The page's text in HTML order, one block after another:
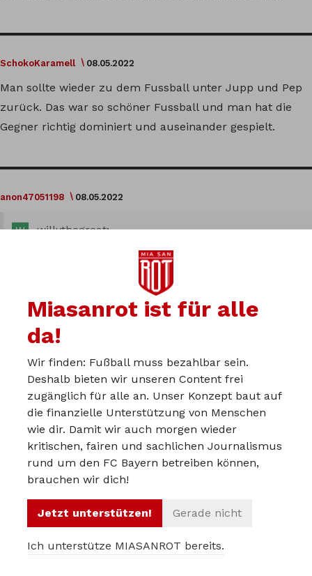
SchokoKaramell 08.05.2022
Man sollte wieder zu dem Fussball unter Jupp und Pep
zurück. Das war so schöner Fussball und man hat die
Gegner richtig dominiert und auseinander gespielt.
anon47051198 08.05.2022
willythegreat:
Es ist wohl klar, dass derzeit einiges im Argen liegt
sich ohne große Lust am Fußball mehr schlecht als
recht durch die Spiele schleppt. Wir sind jetzt
ungefähr stimmungs- und leistungstechnisch an
einem Punkt angekommen, der an die Endphase von
Ancelotti und von Kovac erinnert. Was es jetzt
braucht, sind vernünftige und ehrliche Gespräche
zwischen Vorstand mit Trainer und Mannschaft, zum
einen im gesamten Verbund aber auch jeweils ohne
Mannschaft bzw. Trainer.
Die große Frage, die sich nun stellt, ist, ob z.B. Kahn es
gelingen kann, entscheidend Einfluss zu nehmen, ob er
menschlich an die Spieler herankommt, wie ich es
Hoeness oder auch dem angeblich „kalten“ KHR im
persönlichen Austausch durchaus zutraue. Dabei muss
Miasanrot ist für alle
da!
Wir finden: Fußball muss bezahlbar sein.
Deshalb bieten wir unseren Content frei
zugänglich für alle an. Unser Konzept baut auf
die finanzielle Unterstützung von Menschen
wie dir. Damit wir auch morgen wieder
kritischen, fairen und sachlichen Journalismus
rund um den FC Bayern betreiben können,
brauchen wir dich!
Jetzt unterstützen! Gerade nicht
Ich unterstütze MIASANROT bereits.